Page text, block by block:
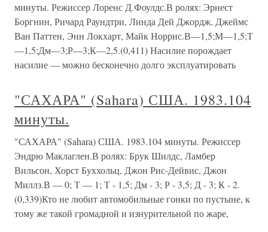
минуты. Режиссер Лоренс Д.Фоулдс.В ролях: Эрнест
Боргнин, Ричард Раундтри, Линда Дей Джордж, Джеймс
Ван Паттен, Энн Локхарт, Майк Норрис.В—1,5;М—1,5;Т
—1,5;Дм—3;Р—3;К—2,5.(0,411) Насилие порождает
насилие — можно бесконечно долго эксплуатировать
"САХАРА" (Sahara) США. 1983.104
минуты.
"САХАРА" (Sahara) США. 1983.104 минуты. Режиссер
Эндрю Маклаглен.В ролях: Брук Шилдс, Ламбер
Вильсон, Хорст Буххольц, Джон Рис-Дейвис, Джон
Миллз.В — 0; Т — 1; Т - 1,5; Дм - 3; Р - 3,5; Д - 3; К - 2.
(0,339)Кто не любит автомобильные гонки по пустыне, к
тому же такой громадной и изнурительной по жаре,